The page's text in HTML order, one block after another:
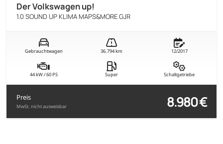
Der Volkswagen up!
1.0 SOUND UP KLIMA MAPS&MORE GJR
Gebrauchtwagen 36.794 km 12/2017
44 kW / 60 PS Super Schaltgetriebe
Preis
MwSt. nicht ausweisbar 8.980 €